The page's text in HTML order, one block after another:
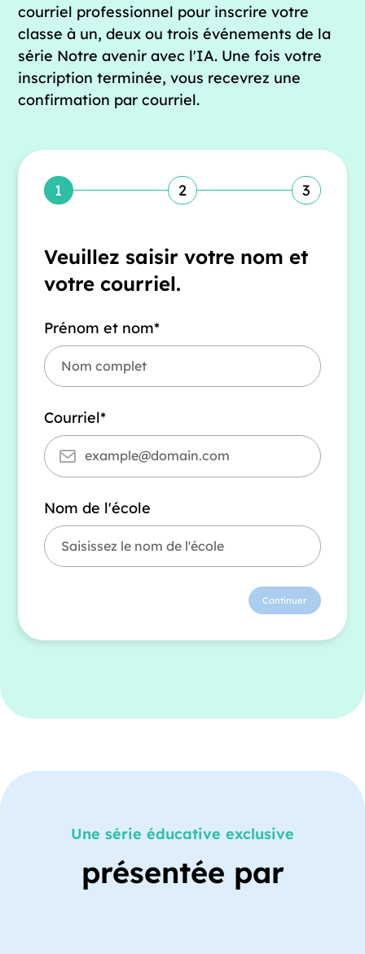
courriel professionnel pour inscrire votre
classe à un, deux ou trois événements de la
série Notre avenir avec l'IA. Une fois votre
inscription terminée, vous recevrez une
confirmation par courriel.
1 2 3
Veuillez saisir votre nom et
votre courriel.
Prénom et nom*
Courriel*
Nom de l'école
Continuer
Une série éducative exclusive
présentée par